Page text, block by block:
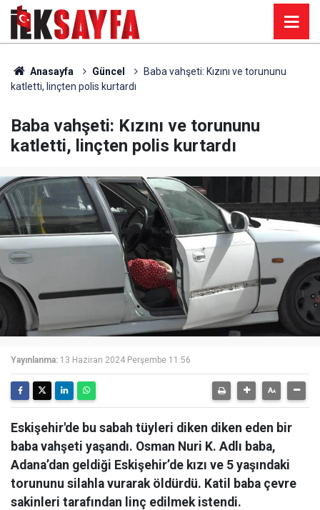
Anasayfa Güncel
Baba vahşeti: Kızını ve torununu
katletti, linçten polis kurtardı
Baba vahşeti: Kızını ve torununu
katletti, linçten polis kurtardı
Yayınlanma: 13 Haziran 2024 Perşembe 11:56
Eskişehir'de bu sabah tüyleri diken diken eden bir
baba vahşeti yaşandı. Osman Nuri K. Adlı baba,
Adana’dan geldiği Eskişehir’de kızı ve 5 yaşındaki
torununu silahla vurarak öldürdü. Katil baba çevre
sakinleri tarafından linç edilmek istendi.